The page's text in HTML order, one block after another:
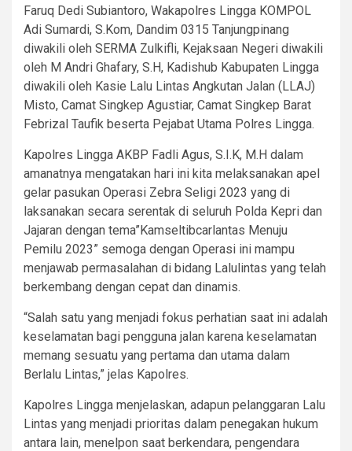
Faruq Dedi Subiantoro, Wakapolres Lingga KOMPOL
Adi Sumardi, S.Kom, Dandim 0315 Tanjungpinang
diwakili oleh SERMA Zulkifli, Kejaksaan Negeri diwakili
oleh M Andri Ghafary, S.H, Kadishub Kabupaten Lingga
diwakili oleh Kasie Lalu Lintas Angkutan Jalan (LLAJ)
Misto, Camat Singkep Agustiar, Camat Singkep Barat
Febrizal Taufik beserta Pejabat Utama Polres Lingga.
Kapolres Lingga AKBP Fadli Agus, S.I.K, M.H dalam
amanatnya mengatakan hari ini kita melaksanakan apel
gelar pasukan Operasi Zebra Seligi 2023 yang di
laksanakan secara serentak di seluruh Polda Kepri dan
Jajaran dengan tema”Kamseltibcarlantas Menuju
Pemilu 2023” semoga dengan Operasi ini mampu
menjawab permasalahan di bidang Lalulintas yang telah
berkembang dengan cepat dan dinamis.
“Salah satu yang menjadi fokus perhatian saat ini adalah
keselamatan bagi pengguna jalan karena keselamatan
memang sesuatu yang pertama dan utama dalam
Berlalu Lintas,” jelas Kapolres.
Kapolres Lingga menjelaskan, adapun pelanggaran Lalu
Lintas yang menjadi prioritas dalam penegakan hukum
antara lain, menelpon saat berkendara, pengendara